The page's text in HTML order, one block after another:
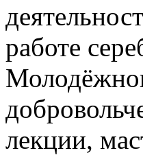
работе
лекции,